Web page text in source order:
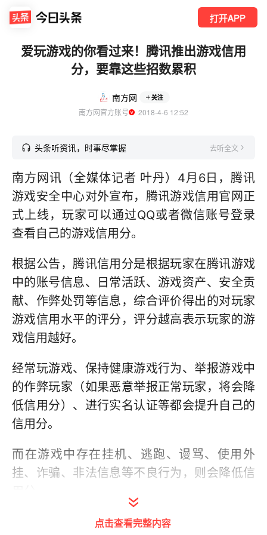
打开APP
爱玩游戏的你看过来！腾讯推出游戏信用
分，要靠这些招数累积
南方网 关注
南方网官方账号
  2018-4-6 12:52
头条听资讯，时事尽掌握 去听全文
南方网讯（全媒体记者 叶丹）4月6日，腾讯
游戏安全中心对外宣布，腾讯游戏信用官网正
式上线，玩家可以通过QQ或者微信账号登录
查看自己的游戏信用分。
根据公告，腾讯信用分是根据玩家在腾讯游戏
中的账号信息、日常活跃、游戏资产、安全贡
献、作弊处罚等信息，综合评价得出的对玩家
游戏信用水平的评分，评分越高表示玩家的游
戏信用越好。
经常玩游戏、保持健康游戏行为、举报游戏中
的作弊玩家（如果恶意举报正常玩家，将会降
低信用分）、进行实名认证等都会提升自己的
信用分。
而在游戏中存在挂机、逃跑、谩骂、使用外
挂、诈骗、非法信息等不良行为，则会降低信
腾讯游戏信用分高的玩家可以享受优先获得游
点击查看完整内容